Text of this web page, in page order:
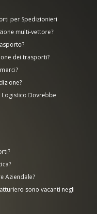
per Spedizionieri
multi-vettore?
dei trasporti?
Logistico Dovrebbe
Aziendale?
sono vacanti negli